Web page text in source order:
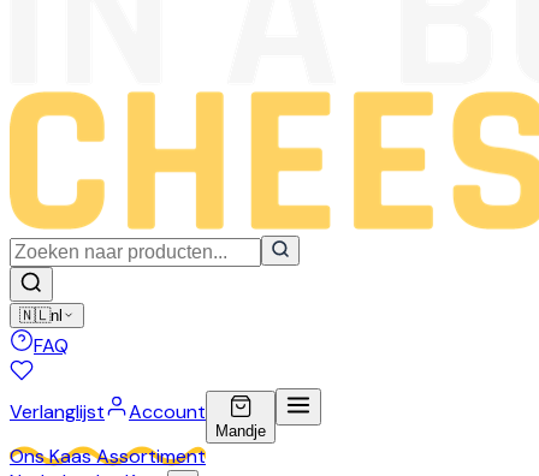
🇳🇱nl
FAQ
Verlanglijst Account
Mandje
Ons Kaas Assortiment